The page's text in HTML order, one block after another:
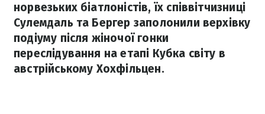
норвезьких біатлоністів, їх співвітчизниці
Сулемдаль та Бергер заполонили верхівку
подіуму після жіночої гонки
переслідування на етапі Кубка світу в
австрійському Хохфільцен.